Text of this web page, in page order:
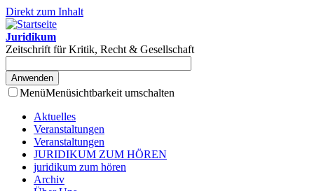
Direkt zum Inhalt
Juridikum
Zeitschrift für Kritik, Recht & Gesellschaft
MenüMenüsichtbarkeit umschalten
Aktuelles
Veranstaltungen
Veranstaltungen
JURIDIKUM ZUM HÖREN
juridikum zum hören
Archiv